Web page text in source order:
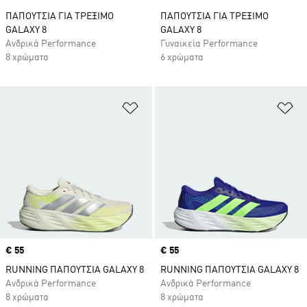
ΠΑΠΟΥΤΣΙΑ ΓΙΑ ΤΡΕΞΙΜΟ
GALAXY 8
Ανδρικά Performance
8 χρώματα
ΠΑΠΟΥΤΣΙΑ ΓΙΑ ΤΡΕΞΙΜΟ
GALAXY 8
Γυναικεία Performance
6 χρώματα
Προσθήκη στη Λίστα Επιθυμιών
Price
€ 55
RUNNING ΠΑΠΟΥΤΣΙΑ GALAXY 8
Ανδρικά Performance
8 χρώματα
Price
€ 55
RUNNING ΠΑΠΟΥΤΣΙΑ GALAXY 8
Ανδρικά Performance
8 χρώματα